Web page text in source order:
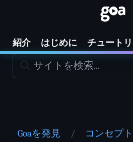
紹介 はじめに チュート
Goaを発見 コンセプト